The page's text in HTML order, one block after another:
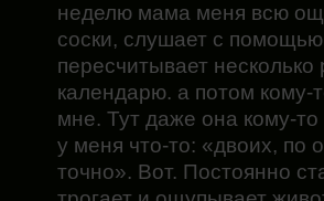
неделю мама меня всю
соски, слушает с помощью
пересчитывает
календарю. а потом кому-
мне. Тут даже она кому-
у меня что-то: «двоих, по
точно». Вот. Постоянно